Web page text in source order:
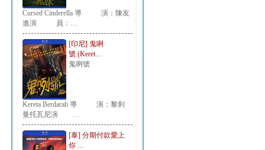
Cursed Cinderella 導 演：陳友
進演 員：…
[印尼] 鬼咧
號 (Keret…
鬼咧號
Kereta Berdarah 導 演：黎刹
曼托瓦尼演 …
[泰] 分期付款愛上
你 …